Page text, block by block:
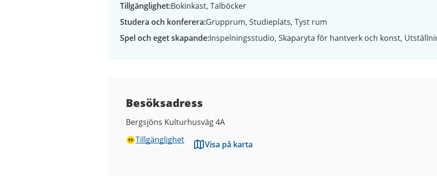
Tillgänglighet Bokinkast Talböcker
Studera och konferera Grupprum Studieplats Tyst rum
Spel och eget skapande Inspelningsstudio Skaparyta för hantverk och konst
Besöksadress
Bergsjöns Kulturhusväg 4A
Tillgänglighet
Visa på karta